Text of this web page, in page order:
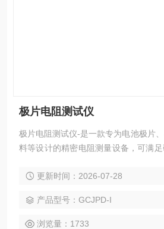
极片电阻测试仪
极片电阻测试仪-是一款专为电池极片
料等设计的精密电阻测量设备，可满足
更新时间：2026-07-28
产品型号：GCJPD-I
浏览量：1733